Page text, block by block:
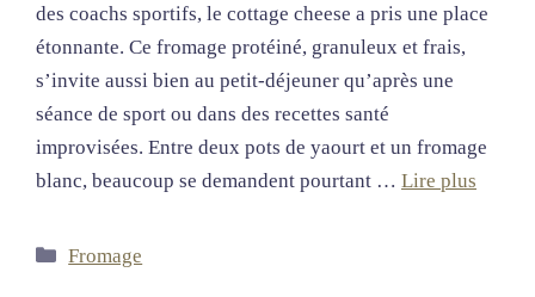
des coachs sportifs, le cottage cheese a pris une place
étonnante. Ce fromage protéiné, granuleux et frais,
s’invite aussi bien au petit-déjeuner qu’après une
séance de sport ou dans des recettes santé
improvisées. Entre deux pots de yaourt et un fromage
blanc, beaucoup se demandent pourtant … Lire plus
Catégories
Fromage